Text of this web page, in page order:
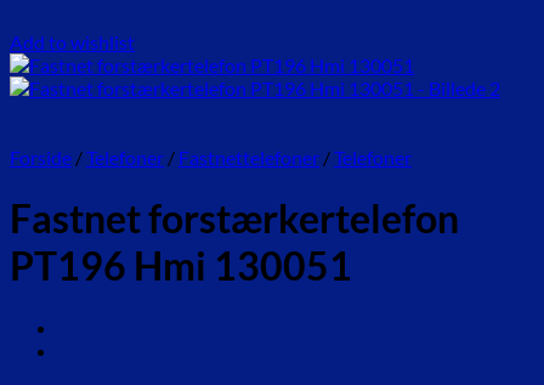
Add to wishlist
Forside /Telefoner / Fastnettelefoner /Telefoner
Fastnet forstærkertelefon
PT196 Hmi 130051